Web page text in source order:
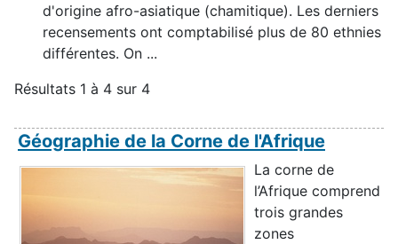
d'origine afro-asiatique (chamitique). Les derniers
recensements ont comptabilisé plus de 80 ethnies
différentes. On ...
Résultats 1 à 4 sur 4
Géographie de la Corne de l'Afrique
La corne de
l’Afrique comprend
trois grandes
zones